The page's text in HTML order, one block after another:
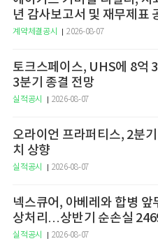
년 감사보고서 및 재무제표
계약체결공시 2026-08-07
토크스페이스, UHS에 8억
3분기 종결 전망
실적공시 2026-08-07
오라이언 프라퍼티스, 2분
치 상향
실적공시 2026-08-07
넥스큐어, 아베레와 합병
상처리…상반기 순손실
실적공시 2026-08-07